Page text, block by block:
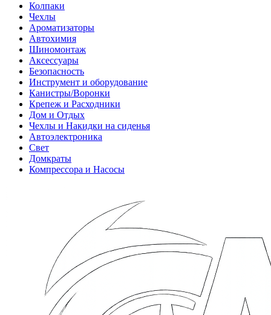
Колпаки
Чехлы
Ароматизаторы
Автохимия
Шиномонтаж
Аксессуары
Безопасность
Инструмент и оборудование
Канистры/Воронки
Крепеж и Расходники
Дом и Отдых
Чехлы и Накидки на сиденья
Автоэлектроника
Свет
Домкраты
Компрессора и Насосы